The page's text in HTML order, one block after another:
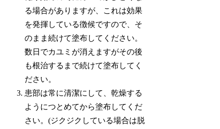
る場合がありますが、これは効果
を発揮している徴候ですので、そ
のまま続けて塗布してください。
数日でカユミが消えますがその後
も根治するまで続けて塗布してく
ださい。
患部は常に清潔にして、乾燥する
ようにつとめてから塗布してくだ
さい。(ジクジクしている場合は脱